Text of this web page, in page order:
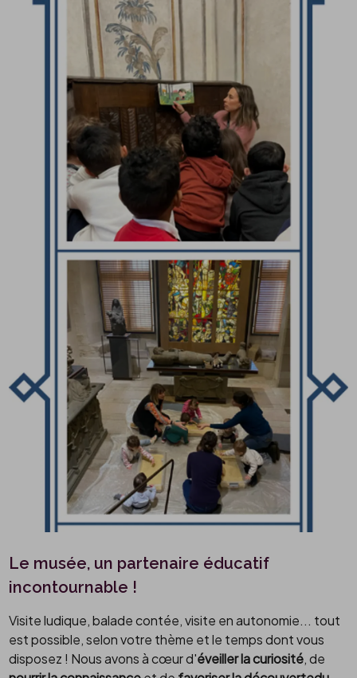
Le musée, un partenaire éducatif
incontournable !
Visite ludique, balade contée, visite en autonomie... tout
est possible, selon votre thème et le temps dont vous
disposez ! Nous avons à cœur d'éveiller la curiosité, de